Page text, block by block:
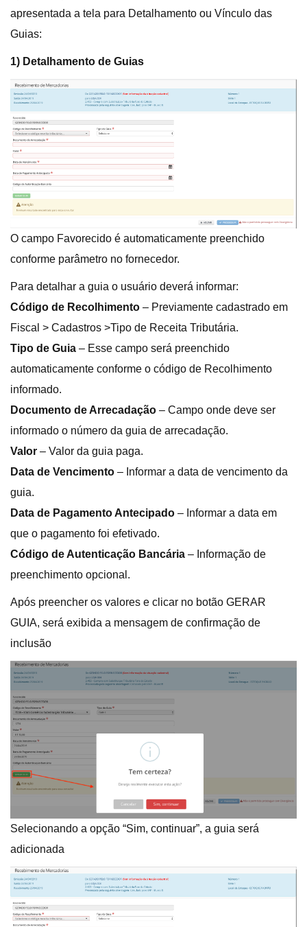
apresentada a tela para Detalhamento ou Vínculo das
Guias:
1) Detalhamento de Guias
O campo Favorecido é automaticamente preenchido
conforme parâmetro no fornecedor.
Para detalhar a guia o usuário deverá informar:
Código de Recolhimento – Previamente cadastrado em
Fiscal > Cadastros >Tipo de Receita Tributária.
Tipo de Guia – Esse campo será preenchido
automaticamente conforme o código de Recolhimento
informado.
Documento de Arrecadação – Campo onde deve ser
informado o número da guia de arrecadação.
Valor – Valor da guia paga.
Data de Vencimento – Informar a data de vencimento da
guia.
Data de Pagamento Antecipado – Informar a data em
que o pagamento foi efetivado.
Código de Autenticação Bancária – Informação de
preenchimento opcional.
Após preencher os valores e clicar no botão GERAR
GUIA, será exibida a mensagem de confirmação de
inclusão
Selecionando a opção “Sim, continuar”, a guia será
adicionada